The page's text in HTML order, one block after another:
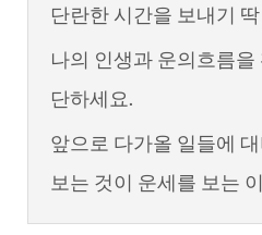
단란한 시간을 보내기
나의 인생과 운의흐름
단하세요.
앞으로 다가올 일들에
보는 것이 운세를 보는